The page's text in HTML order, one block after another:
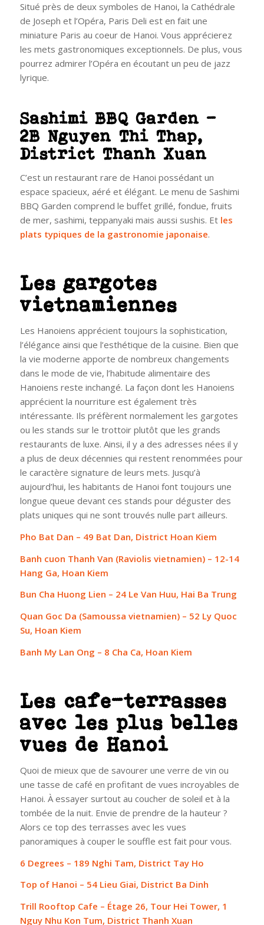
Situé près de deux symboles de Hanoi, la Cathédrale
de Joseph et l’Opéra, Paris Deli est en fait une
miniature Paris au coeur de Hanoi. Vous apprécierez
les mets gastronomiques exceptionnels. De plus, vous
pourrez admirer l’Opéra en écoutant un peu de jazz
lyrique.
Sashimi BBQ Garden –
2B Nguyen Thi Thap,
District Thanh Xuan
C’est un restaurant rare de Hanoi possédant un
espace spacieux, aéré et élégant. Le menu de Sashimi
BBQ Garden comprend le buffet grillé, fondue, fruits
de mer, sashimi, teppanyaki mais aussi sushis. Et les
plats typiques de la gastronomie japonaise.
Les gargotes
vietnamiennes
Les Hanoiens apprécient toujours la sophistication,
l’élégance ainsi que l’esthétique de la cuisine. Bien que
la vie moderne apporte de nombreux changements
dans le mode de vie, l’habitude alimentaire des
Hanoiens reste inchangé. La façon dont les Hanoiens
apprécient la nourriture est également très
intéressante. Ils préfèrent normalement les gargotes
ou les stands sur le trottoir plutôt que les grands
restaurants de luxe. Ainsi, il y a des adresses nées il y
a plus de deux décennies qui restent renommées pour
le caractère signature de leurs mets. Jusqu’à
aujourd’hui, les habitants de Hanoi font toujours une
longue queue devant ces stands pour déguster des
plats uniques qui ne sont trouvés nulle part ailleurs.
Pho Bat Dan – 49 Bat Dan, District Hoan Kiem
Banh cuon Thanh Van (Raviolis vietnamien) – 12-14
Hang Ga, Hoan Kiem
Bun Cha Huong Lien – 24 Le Van Huu, Hai Ba Trung
Quan Goc Da (Samoussa vietnamien) – 52 Ly Quoc
Su, Hoan Kiem
Banh My Lan Ong – 8 Cha Ca, Hoan Kiem
Les cafe-terrasses
avec les plus belles
vues de Hanoi
Quoi de mieux que de savourer une verre de vin ou
une tasse de café en profitant de vues incroyables de
Hanoi. À essayer surtout au coucher de soleil et à la
tombée de la nuit. Envie de prendre de la hauteur ?
Alors ce top des terrasses avec les vues
panoramiques à couper le souffle est fait pour vous.
6 Degrees – 189 Nghi Tam, District Tay Ho
Top of Hanoi – 54 Lieu Giai, District Ba Dinh
Trill Rooftop Cafe – Étage 26, Tour Hei Tower, 1
Nguy Nhu Kon Tum, District Thanh Xuan